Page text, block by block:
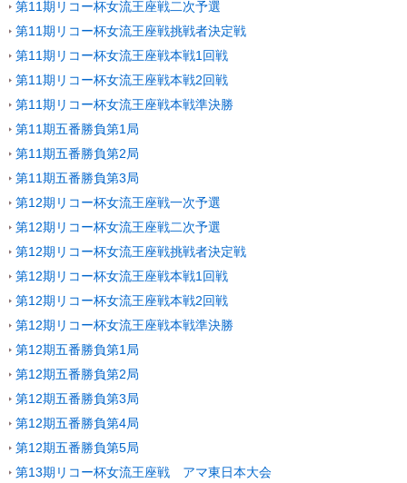
第11期リコー杯女流王座戦二次予選
第11期リコー杯女流王座戦挑戦者決定戦
第11期リコー杯女流王座戦本戦1回戦
第11期リコー杯女流王座戦本戦2回戦
第11期リコー杯女流王座戦本戦準決勝
第11期五番勝負第1局
第11期五番勝負第2局
第11期五番勝負第3局
第12期リコー杯女流王座戦一次予選
第12期リコー杯女流王座戦二次予選
第12期リコー杯女流王座戦挑戦者決定戦
第12期リコー杯女流王座戦本戦1回戦
第12期リコー杯女流王座戦本戦2回戦
第12期リコー杯女流王座戦本戦準決勝
第12期五番勝負第1局
第12期五番勝負第2局
第12期五番勝負第3局
第12期五番勝負第4局
第12期五番勝負第5局
第13期リコー杯女流王座戦 アマ東日本大会